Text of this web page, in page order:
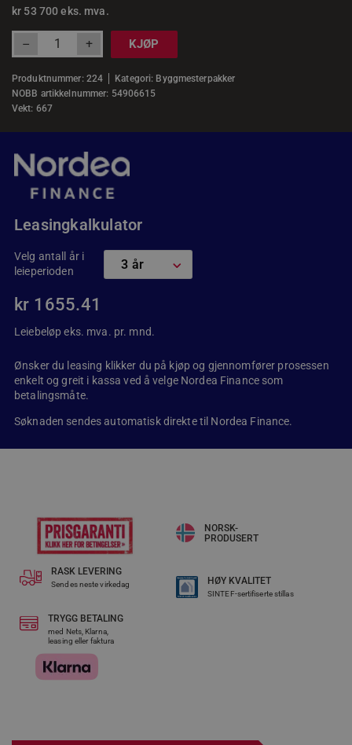
kr 53 700eks. mva.
– + KJØP
Produktnummer: 224 Kategori: Byggmesterpakker
NOBB artikkelnummer: 54906615
Vekt: 667
Leasingkalkulator
Velg antall år i
leieperioden
kr 1655.41
Leiebeløp eks. mva. pr. mnd.
Ønsker du leasing klikker du på kjøp og gjennomfører prosessen
enkelt og greit i kassa ved å velge Nordea Finance som
betalingsmåte.
Søknaden sendes automatisk direkte til Nordea Finance.
NORSK-
PRODUSERT
RASK LEVERING​
Sendes neste virkedag HØY KVALITET
SINTEF-sertifiserte stillas
TRYGG BETALING
med Nets, Klarna,
leasing eller faktura